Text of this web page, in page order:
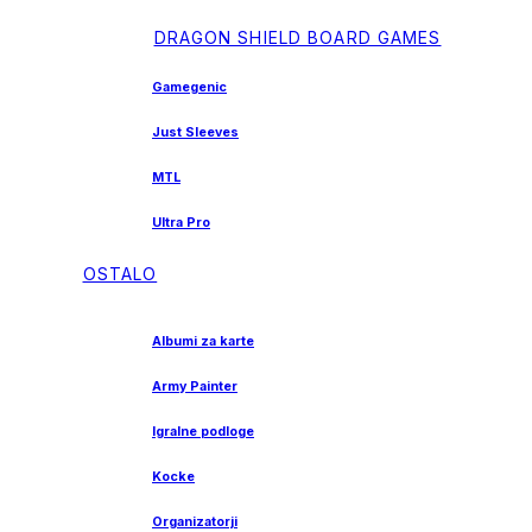
DRAGON SHIELD BOARD GAMES
Gamegenic
Just Sleeves
MTL
Ultra Pro
OSTALO
Albumi za karte
Army Painter
Igralne podloge
Kocke
Organizatorji